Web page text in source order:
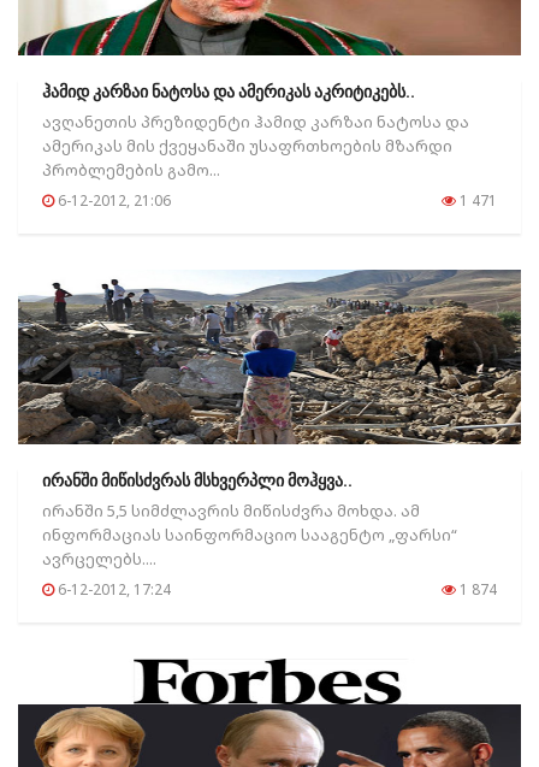
ჰამიდ კარზაი ნატოსა და ამერიკას აკრიტიკებს..
ავღანეთის პრეზიდენტი ჰამიდ კარზაი ნატოსა და
ამერიკას მის ქვეყანაში უსაფრთხოების მზარდი
პრობლემების გამო...
6-12-2012, 21:06 1 471
ირანში მიწისძვრას მსხვერპლი მოჰყვა..
ირანში 5,5 სიმძლავრის მიწისძვრა მოხდა. ამ
ინფორმაციას საინფორმაციო სააგენტო „ფარსი“
ავრცელებს....
6-12-2012, 17:24 1 874